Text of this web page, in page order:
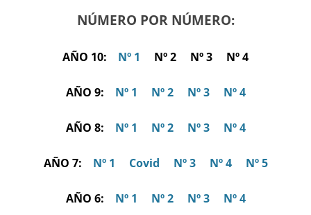
NÚMERO POR NÚMERO:
AÑO 10: Nº 1 Nº 2 Nº 3 Nº 4
AÑO 9: Nº 1 Nº 2 Nº 3 Nº 4
AÑO 8: Nº 1 Nº 2 Nº 3 Nº 4
AÑO 7: Nº 1 Covid Nº 3 Nº 4 Nº 5
AÑO 6: Nº 1 Nº 2 Nº 3 Nº 4